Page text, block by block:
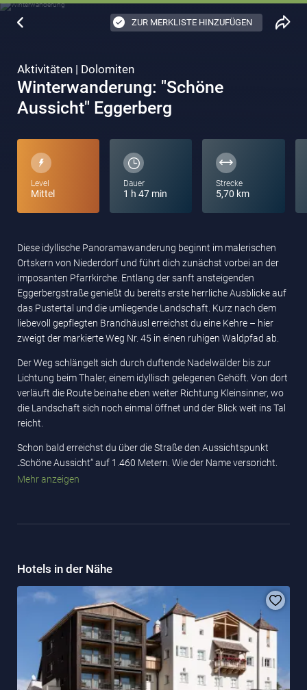
ZUR MERKLISTE HINZUFÜGEN
Aktivitäten | Dolomiten
Winterwanderung: "Schöne
Aussicht" Eggerberg
Level
Mittel
Dauer
1 h 47 min
Strecke
5,70 km
Diese idyllische Panoramawanderung beginnt im malerischen
Ortskern von Niederdorf und führt dich zunächst vorbei an der
imposanten Pfarrkirche. Entlang der sanft ansteigenden
Eggerbergstraße genießt du bereits erste herrliche Ausblicke auf
das Pustertal und die umliegende Landschaft. Kurz nach dem
liebevoll gepflegten Brandhäusl erreichst du eine Kehre – hier
zweigt der markierte Weg Nr. 45 in einen ruhigen Waldpfad ab.
Der Weg schlängelt sich durch duftende Nadelwälder bis zur
Lichtung beim Thaler, einem idyllisch gelegenen Gehöft. Von dort
verläuft die Route beinahe eben weiter Richtung Kleinsinner, wo
die Landschaft sich noch einmal öffnet und der Blick weit ins Tal
reicht.
Schon bald erreichst du über die Straße den Aussichtspunkt
„Schöne Aussicht“ auf 1.460 Metern. Wie der Name verspricht,
erwartet dich hier ein traumhaftes Panorama über das grüne
aussichtsreich unterwegs sind. Ein Geheimtipp für stille Genießer
Mehr anzeigen
Hotels in der Nähe